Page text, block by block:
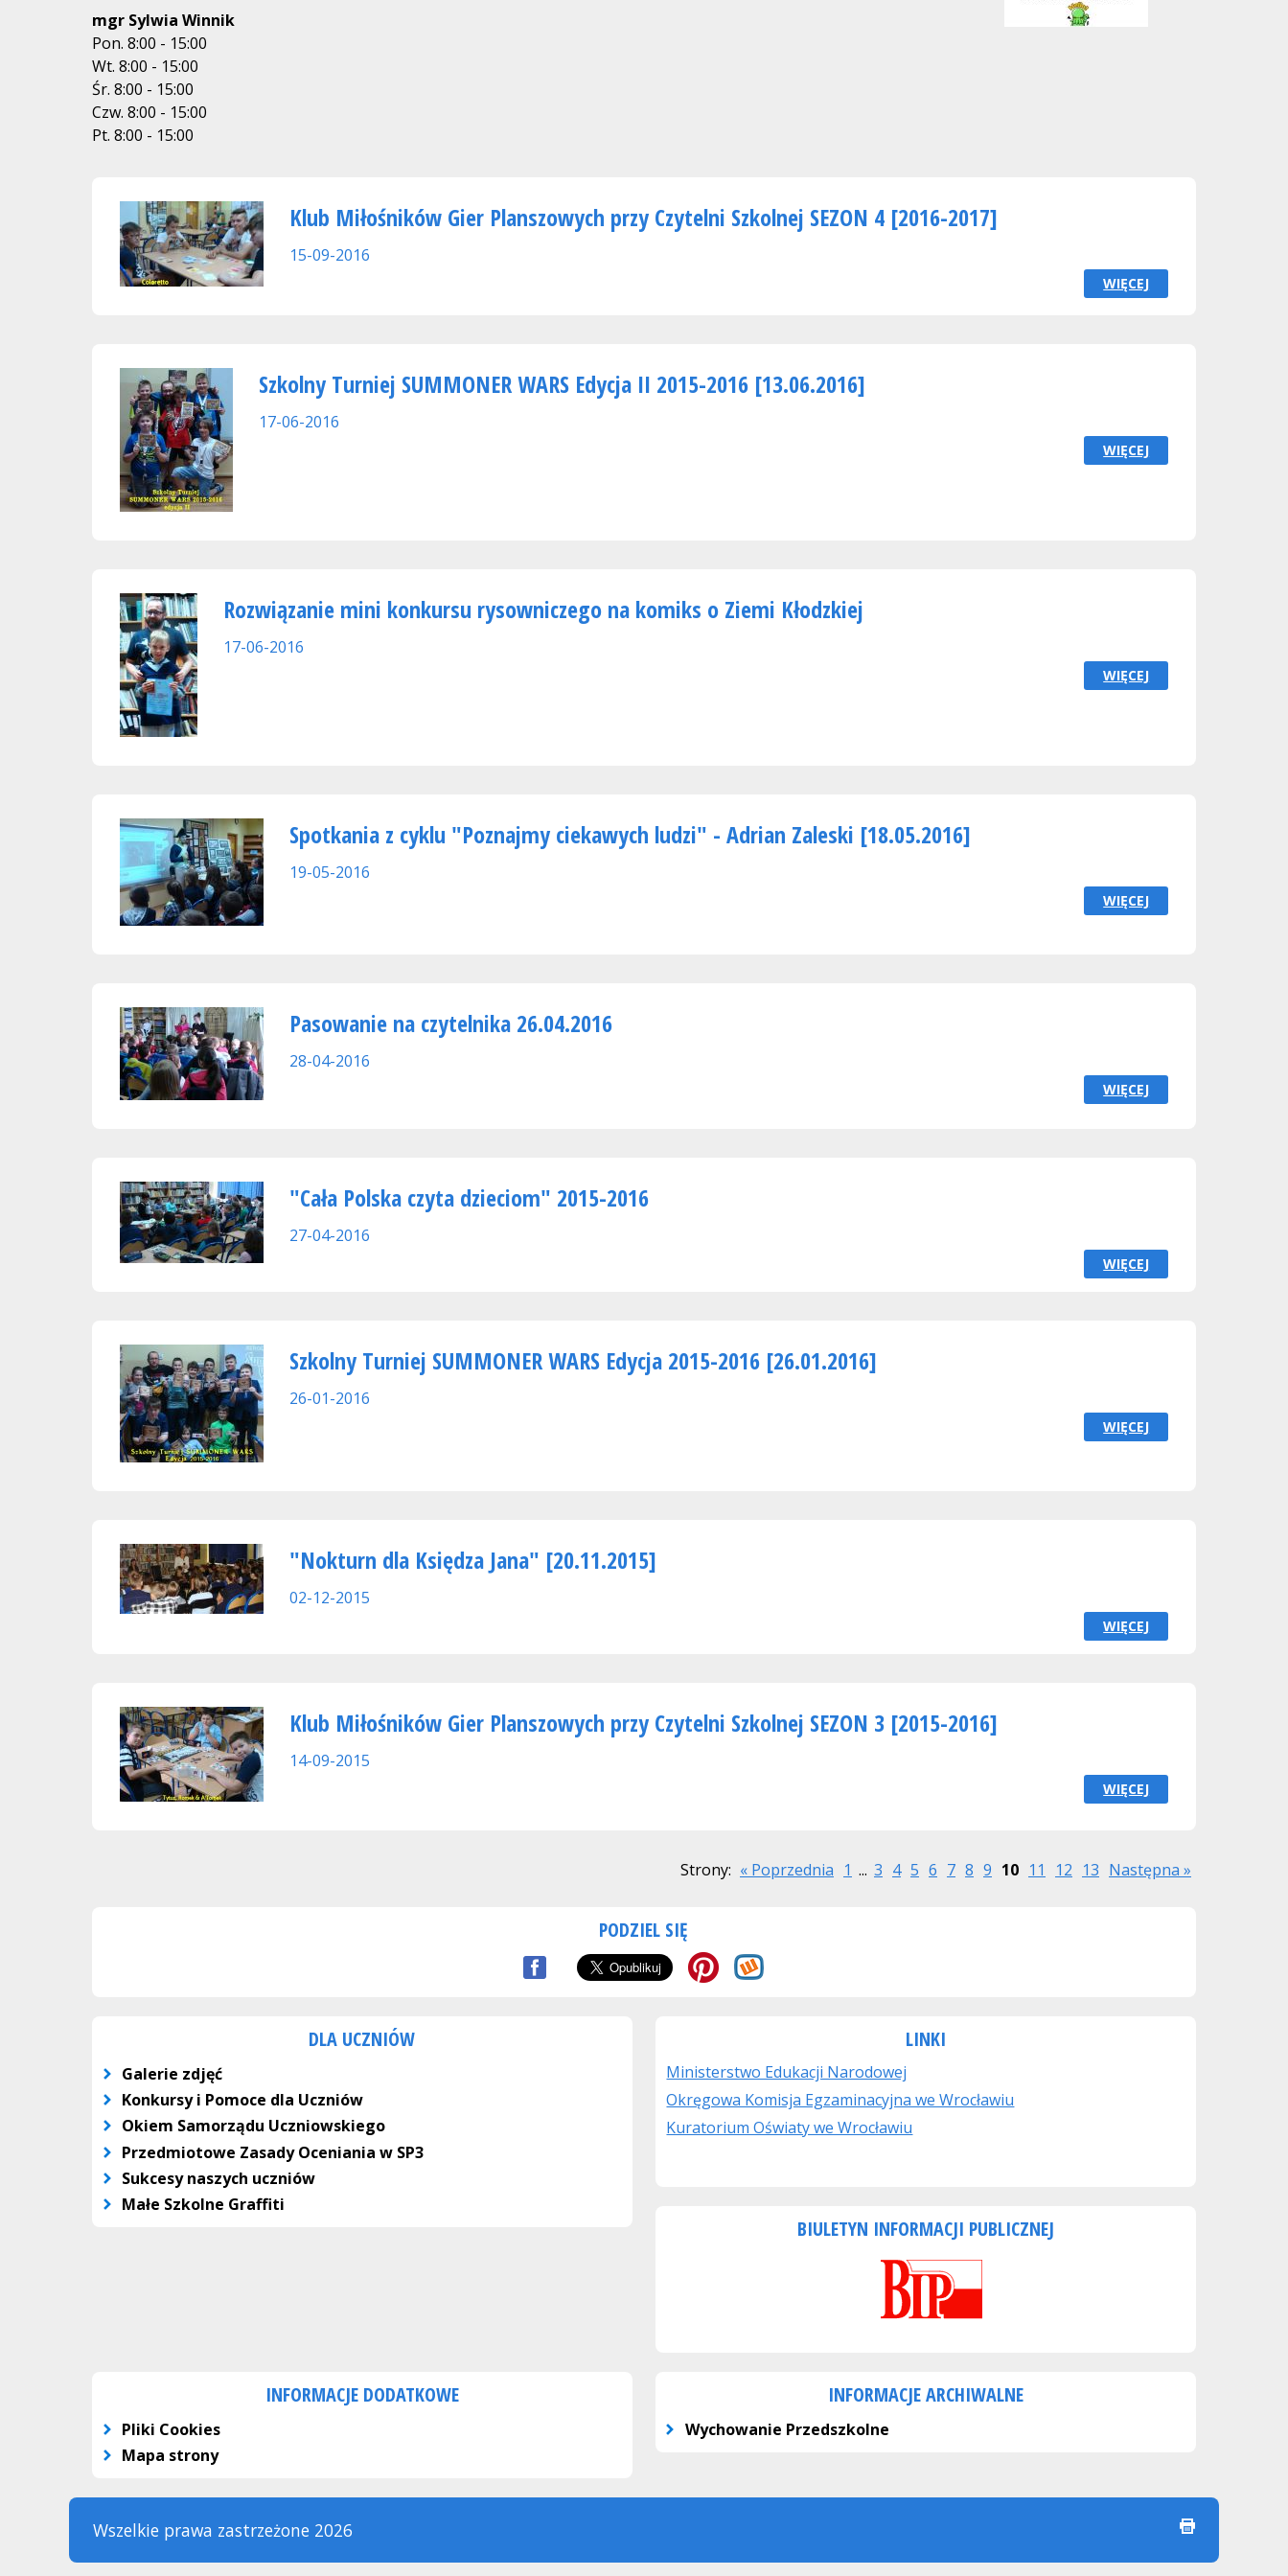
mgr Sylwia Winnik
Pon. 8:00 - 15:00
Wt. 8:00 - 15:00
Śr. 8:00 - 15:00
Czw. 8:00 - 15:00
Pt. 8:00 - 15:00
Klub Miłośników Gier Planszowych przy Czytelni Szkolnej SEZON 4 [2016-2017]
15-09-2016
WIĘCEJ
Szkolny Turniej SUMMONER WARS Edycja II 2015-2016 [13.06.2016]
17-06-2016
WIĘCEJ
Rozwiązanie mini konkursu rysowniczego na komiks o Ziemi Kłodzkiej
17-06-2016
WIĘCEJ
Spotkania z cyklu "Poznajmy ciekawych ludzi" - Adrian Zaleski [18.05.2016]
19-05-2016
WIĘCEJ
Pasowanie na czytelnika 26.04.2016
28-04-2016
WIĘCEJ
"Cała Polska czyta dzieciom" 2015-2016
27-04-2016
WIĘCEJ
Szkolny Turniej SUMMONER WARS Edycja 2015-2016 [26.01.2016]
26-01-2016
WIĘCEJ
"Nokturn dla Księdza Jana" [20.11.2015]
02-12-2015
WIĘCEJ
Klub Miłośników Gier Planszowych przy Czytelni Szkolnej SEZON 3 [2015-2016]
14-09-2015
WIĘCEJ
Strony: « Poprzednia 1 ... 3 4 5 6 7 8 9 10 11 12 13 Następna »
PODZIEL SIĘ
DLA UCZNIÓW
Galerie zdjęć
Konkursy i Pomoce dla Uczniów
Okiem Samorządu Uczniowskiego
Przedmiotowe Zasady Oceniania w SP3
Sukcesy naszych uczniów
Małe Szkolne Graffiti
LINKI
Ministerstwo Edukacji Narodowej
Okręgowa Komisja Egzaminacyjna we Wrocławiu
Kuratorium Oświaty we Wrocławiu
BIULETYN INFORMACJI PUBLICZNEJ
INFORMACJE DODATKOWE
Pliki Cookies
Mapa strony
INFORMACJE ARCHIWALNE
Wychowanie Przedszkolne
Wszelkie prawa zastrzeżone 2026